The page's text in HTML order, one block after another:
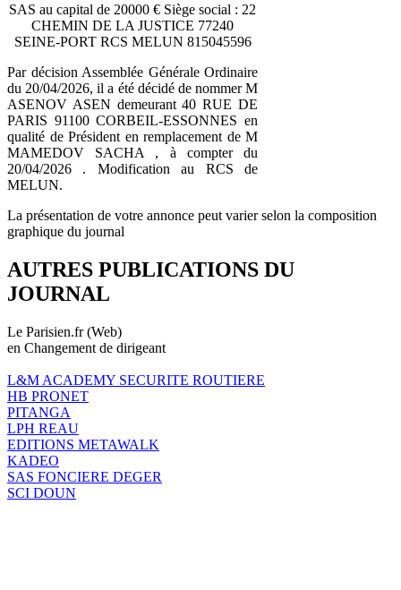
SAS au capital de 20000 € Siège social : 22
CHEMIN DE LA JUSTICE 77240
SEINE-PORT RCS MELUN 815045596
Par décision Assemblée Générale Ordinaire
du 20/04/2026, il a été décidé de nommer M
ASENOV ASEN demeurant 40 RUE DE
PARIS 91100 CORBEIL-ESSONNES en
qualité de Président en remplacement de M
MAMEDOV SACHA , à compter du
20/04/2026 . Modification au RCS de
MELUN.
La présentation de votre annonce peut varier selon la composition
graphique du journal
AUTRES PUBLICATIONS DU
JOURNAL
Le Parisien.fr (Web)
en Changement de dirigeant
L&M ACADEMY SECURITE ROUTIERE
HB PRONET
PITANGA
LPH REAU
EDITIONS METAWALK
KADEO
SAS FONCIERE DEGER
SCI DOUN